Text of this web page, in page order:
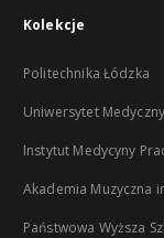
Kolekcje
Politechnika Łódzka
Uniwersytet Medyczny
Instytut Medycyny
Akademia Muzyczna
Państwowa Wyższa